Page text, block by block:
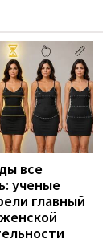
все
ученые
главный